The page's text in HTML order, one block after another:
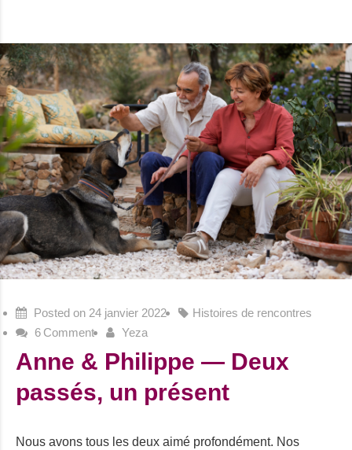
Posted on 24 janvier 2022
Histoires de rencontres
6 Comment Yeza
Anne & Philippe — Deux
passés, un présent
Nous avons tous les deux aimé profondément. Nos